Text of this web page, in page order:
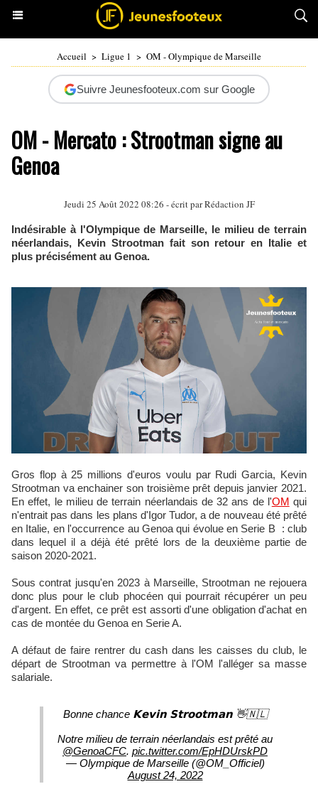
Accueil > Ligue 1 > OM - Olympique de Marseille
Suivre Jeunesfooteux.com sur Google
OM - Mercato : Strootman signe au
Genoa
Jeudi 25 Août 2022 08:26 - écrit par Rédaction JF
Indésirable à l'Olympique de Marseille, le milieu de terrain
néerlandais, Kevin Strootman fait son retour en Italie et
plus précisément au Genoa.
Gros flop à 25 millions d'euros voulu par Rudi Garcia, Kevin
Strootman va enchainer son troisième prêt depuis janvier 2021.
En effet, le milieu de terrain néerlandais de 32 ans de l'OM qui
n'entrait pas dans les plans d'Igor Tudor, a de nouveau été prêté
en Italie, en l'occurrence au Genoa qui évolue en Serie B : club
dans lequel il a déjà été prêté lors de la deuxième partie de
saison 2020-2021.
Sous contrat jusqu'en 2023 à Marseille, Strootman ne rejouera
donc plus pour le club phocéen qui pourrait récupérer un peu
d'argent. En effet, ce prêt est assorti d'une obligation d'achat en
cas de montée du Genoa en Serie A.
A défaut de faire rentrer du cash dans les caisses du club, le
départ de Strootman va permettre à l'OM l'alléger sa masse
salariale.
Bonne chance 𝗞𝗲𝘃𝗶𝗻 𝗦𝘁𝗿𝗼𝗼𝘁𝗺𝗮𝗻 👋🇳🇱
Notre milieu de terrain néerlandais est prêté au
@GenoaCFC. pic.twitter.com/EpHDUrskPD
— Olympique de Marseille (@OM_Officiel)
August 24, 2022